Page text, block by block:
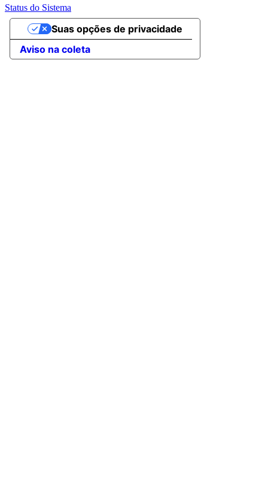
Status do Sistema
Aviso na coleta
Suas opções de privacidade